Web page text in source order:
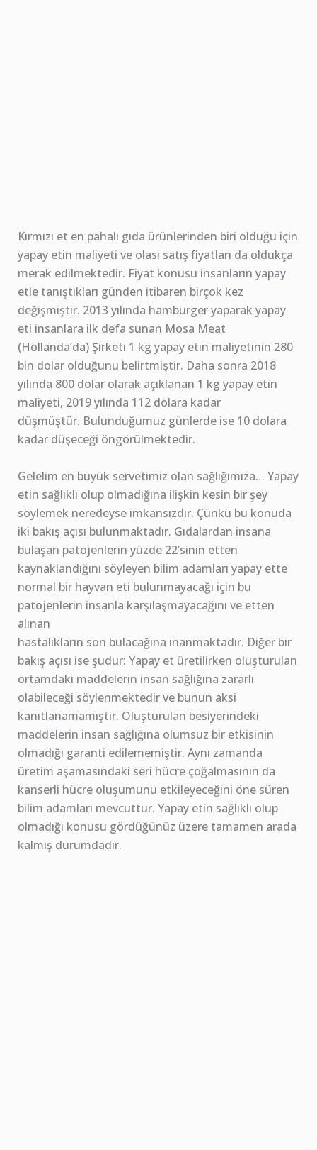
Kırmızı et en pahalı gıda ürünlerinden biri olduğu için
yapay etin maliyeti ve olası satış fiyatları da oldukça
merak edilmektedir. Fiyat konusu insanların yapay
etle tanıştıkları günden itibaren birçok kez
değişmiştir. 2013 yılında hamburger yaparak yapay
eti insanlara ilk defa sunan Mosa Meat
(Hollanda’da) Şirketi 1 kg yapay etin maliyetinin 280
bin dolar olduğunu belirtmiştir. Daha sonra 2018
yılında 800 dolar olarak açıklanan 1 kg yapay etin
maliyeti, 2019 yılında 112 dolara kadar
düşmüştür. Bulunduğumuz günlerde ise 10 dolara
kadar düşeceği öngörülmektedir.
Gelelim en büyük servetimiz olan sağlığımıza… Yapay
etin sağlıklı olup olmadığına ilişkin kesin bir şey
söylemek neredeyse imkansızdır. Çünkü bu konuda
iki bakış açısı bulunmaktadır. Gıdalardan insana
bulaşan patojenlerin yüzde 22’sinin etten
kaynaklandığını söyleyen bilim adamları yapay ette
normal bir hayvan eti bulunmayacağı için bu
patojenlerin insanla karşılaşmayacağını ve etten
alınan
hastalıkların son bulacağına inanmaktadır. Diğer bir
bakış açısı ise şudur: Yapay et üretilirken oluşturulan
ortamdaki maddelerin insan sağlığına zararlı
olabileceği söylenmektedir ve bunun aksi
kanıtlanamamıştır. Oluşturulan besiyerindeki
maddelerin insan sağlığına olumsuz bir etkisinin
olmadığı garanti edilememiştir. Aynı zamanda
üretim aşamasındaki seri hücre çoğalmasının da
kanserli hücre oluşumunu etkileyeceğini öne süren
bilim adamları mevcuttur. Yapay etin sağlıklı olup
olmadığı konusu gördüğünüz üzere tamamen arada
kalmış durumdadır.